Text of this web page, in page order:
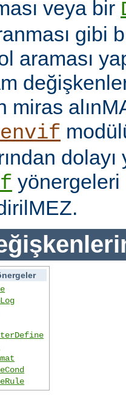
veya bir
gibi
araması
miras
yönergeleri